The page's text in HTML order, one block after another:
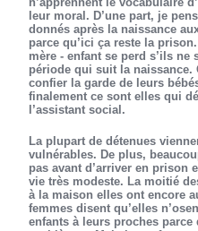
leur moral. D’une part, je
donnés après la naissance
parce qu’ici ça reste la
mère - enfant se perd s’ils
période qui suit la naissance.
confier la garde de leurs
finalement ce sont elles qui
l’assistant social.
La plupart de détenues
vulnérables. De plus,
pas avant d’arriver en prison
vie très modeste. La moitié
à la maison elles ont encore
femmes disent qu’elles
enfants à leurs proches